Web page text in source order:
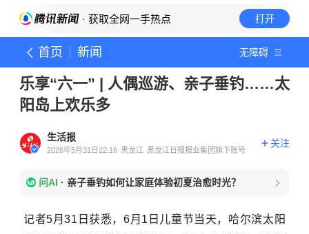
· 获取全网一手热点 打开
首页 新闻 无障碍
乐享“六一” | 人偶巡游、亲子垂钓……太
阳岛上欢乐多
生活报
2026年5月31日22:16 黑龙江 黑龙江日报报业集团旗下账号
关注
问AI · 亲子垂钓如何让家庭体验初夏治愈时光？
记者5月31日获悉，6月1日儿童节当天，哈尔滨太阳